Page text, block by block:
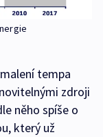
tempa
zdroji
něho spíše o
který už